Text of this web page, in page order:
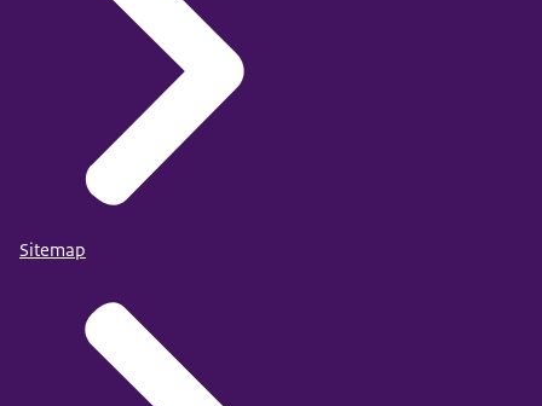
Sitemap